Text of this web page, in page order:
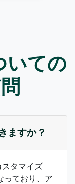
いての
ますか？
スタマイズ
っており、ア